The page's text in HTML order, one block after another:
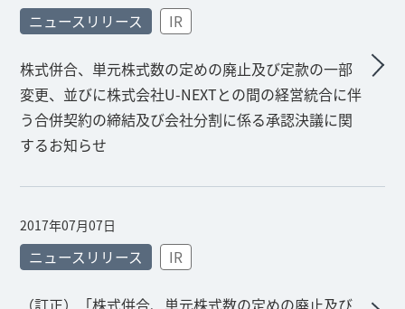
ニュースリリース IR
株式併合、単元株式数の定めの廃止及び定款の一部
変更、並びに株式会社U-NEXTとの間の経営統合に伴
う合併契約の締結及び会社分割に係る承認決議に関
するお知らせ
2017年07月07日
ニュースリリース IR
（訂正）「株式併合、単元株式数の定めの廃止及び